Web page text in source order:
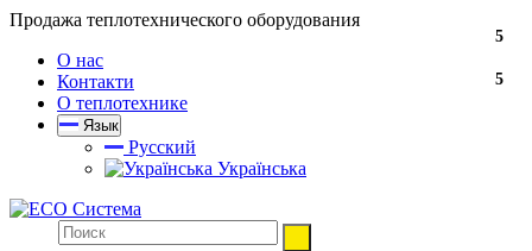
Продажа теплотехнического оборудования
О нас
Контакти
О теплотехнике
Язык
Русский
Українська
5
5